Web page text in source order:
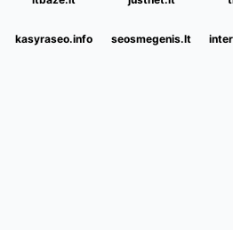
kasyraseo.info seosmegenis.lt